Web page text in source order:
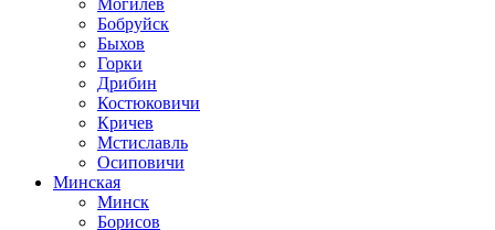
Бобруйск
Быхов
Горки
Дрибин
Костюковичи
Кричев
Мстиславль
Осиповичи
Минская
Минск
Борисов